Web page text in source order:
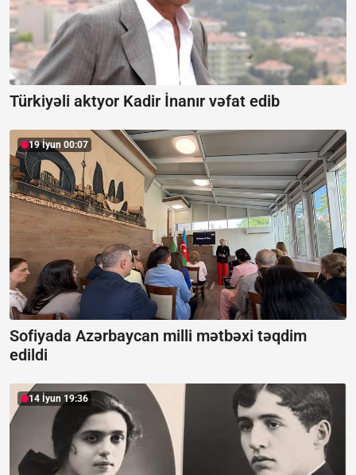
Türkiyəli aktyor Kadir İnanır vəfat edib
19 İyun 00:07
Sofiyada Azərbaycan milli mətbəxi təqdim
edildi
14 İyun 19:36